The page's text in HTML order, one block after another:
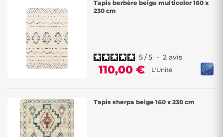
Tapis berbère beige multicolor 160 x
230 cm
5/5 - 2 avis
110,00 € L'Unité
Tapis sherpa beige 160 x 230 cm